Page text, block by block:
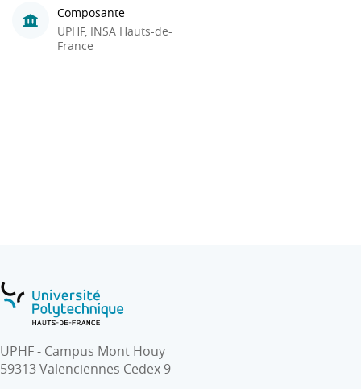
Composante
UPHF, INSA Hauts-de-
France
UPHF - Campus Mont Houy
59313 Valenciennes Cedex 9